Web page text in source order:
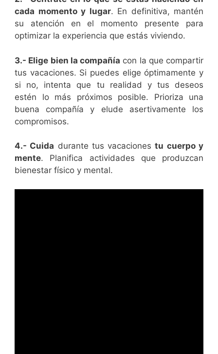
cada momento y lugar. En definitiva, mantén
su atención en el momento presente para
optimizar la experiencia que estás viviendo.
3.- Elige bien la compañía con la que compartir
tus vacaciones. Si puedes elige óptimamente y
si no, intenta que tu realidad y tus deseos
estén lo más próximos posible. Prioriza una
buena compañía y elude asertivamente los
compromisos.
4.- Cuida durante tus vacacionestu cuerpo y
mente. Planifica actividades que produzcan
bienestar físico y mental.